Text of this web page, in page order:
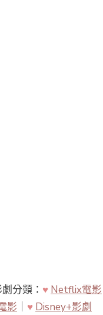
分類： ♥ Netflix電影
影 ♥ Disney+影劇